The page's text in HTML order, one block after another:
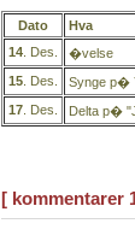
Dato
Hva
14 . Des.
�velse
15 . Des.
Synge p�
17 . Des. Delta p�
[ kommentarer